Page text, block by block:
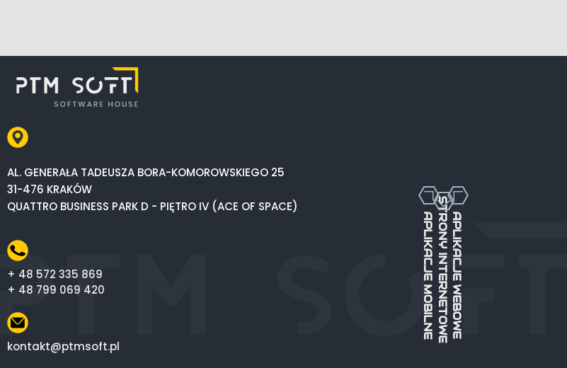
AL. GENERAŁA TADEUSZA BORA-KOMOROWSKIEGO 25
31-476 KRAKÓW
QUATTRO BUSINESS PARK D - PIĘTRO IV (ACE OF SPACE)
+ 48 572 335 869
+ 48 799 069 420
kontakt@ptmsoft.pl
APLIKACJE MOBILNESTRONY INTERNETOWEAPLIKACJE WEBOWE